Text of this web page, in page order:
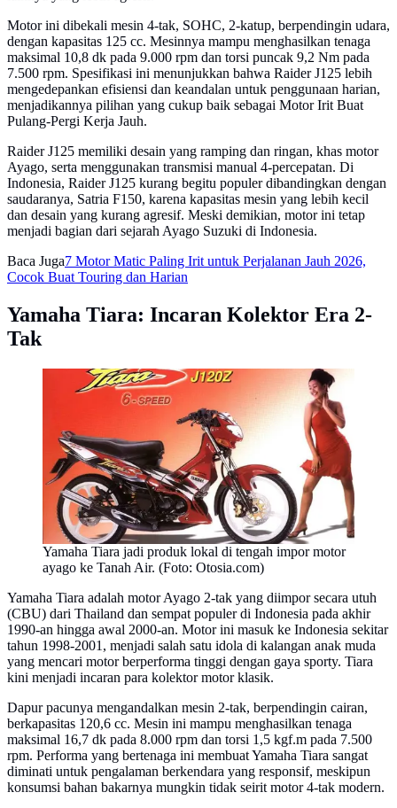
Motor ini dibekali mesin 4-tak, SOHC, 2-katup, berpendingin udara,
dengan kapasitas 125 cc. Mesinnya mampu menghasilkan tenaga
maksimal 10,8 dk pada 9.000 rpm dan torsi puncak 9,2 Nm pada
7.500 rpm. Spesifikasi ini menunjukkan bahwa Raider J125 lebih
mengedepankan efisiensi dan keandalan untuk penggunaan harian,
menjadikannya pilihan yang cukup baik sebagai Motor Irit Buat
Pulang-Pergi Kerja Jauh.
Raider J125 memiliki desain yang ramping dan ringan, khas motor
Ayago, serta menggunakan transmisi manual 4-percepatan. Di
Indonesia, Raider J125 kurang begitu populer dibandingkan dengan
saudaranya, Satria F150, karena kapasitas mesin yang lebih kecil
dan desain yang kurang agresif. Meski demikian, motor ini tetap
menjadi bagian dari sejarah Ayago Suzuki di Indonesia.
Baca Juga7 Motor Matic Paling Irit untuk Perjalanan Jauh 2026,
Cocok Buat Touring dan Harian
Yamaha Tiara: Incaran Kolektor Era 2-
Tak
Yamaha Tiara jadi produk lokal di tengah impor motor
ayago ke Tanah Air. (Foto: Otosia.com)
Yamaha Tiara adalah motor Ayago 2-tak yang diimpor secara utuh
(CBU) dari Thailand dan sempat populer di Indonesia pada akhir
1990-an hingga awal 2000-an. Motor ini masuk ke Indonesia sekitar
tahun 1998-2001, menjadi salah satu idola di kalangan anak muda
yang mencari motor berperforma tinggi dengan gaya sporty. Tiara
kini menjadi incaran para kolektor motor klasik.
Dapur pacunya mengandalkan mesin 2-tak, berpendingin cairan,
berkapasitas 120,6 cc. Mesin ini mampu menghasilkan tenaga
maksimal 16,7 dk pada 8.000 rpm dan torsi 1,5 kgf.m pada 7.500
rpm. Performa yang bertenaga ini membuat Yamaha Tiara sangat
diminati untuk pengalaman berkendara yang responsif, meskipun
konsumsi bahan bakarnya mungkin tidak seirit motor 4-tak modern.